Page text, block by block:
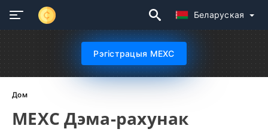
Беларуская
Рэгістрацыя MEXC
Дом
MEXC Дэма-рахунак